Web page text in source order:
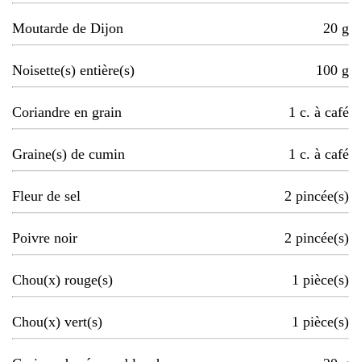
Moutarde de Dijon 20 g
Noisette(s) entière(s) 100 g
Coriandre en grain 1 c. à café
Graine(s) de cumin 1 c. à café
Fleur de sel 2 pincée(s)
Poivre noir 2 pincée(s)
Chou(x) rouge(s) 1 pièce(s)
Chou(x) vert(s) 1 pièce(s)